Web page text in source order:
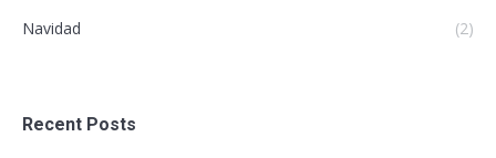
Navidad
(2)
Recent Posts